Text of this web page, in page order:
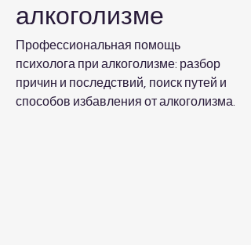
алкоголизме
Профессиональная помощь
психолога при алкоголизме: разбор
причин и последствий, поиск путей и
способов избавления от алкоголизма.